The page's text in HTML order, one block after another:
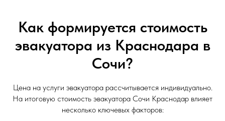
Как формируется стоимость
эвакуатора из Краснодара в
Сочи?
Цена на услуги эвакуатора рассчитывается индивидуально.
На итоговую стоимость эвакуатора Сочи Краснодар влияет
несколько ключевых факторов: